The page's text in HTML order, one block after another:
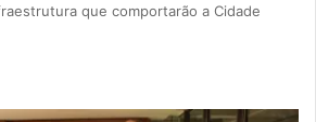
que comportarão a Cidade